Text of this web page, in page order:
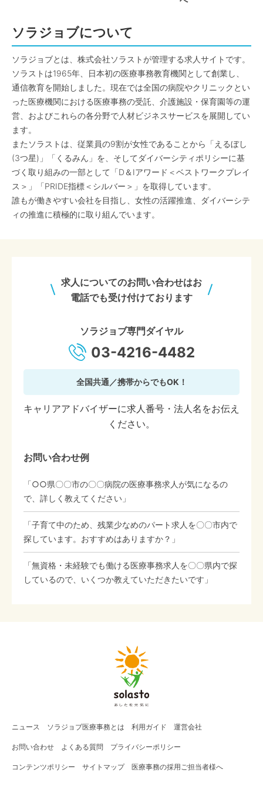
ソラジョブについて
ソラジョブとは、株式会社ソラストが管理する求人サイトです。
ソラストは1965年、日本初の医療事務教育機関として創業し、
通信教育を開始しました。現在では全国の病院やクリニックとい
った医療機関における医療事務の受託、介護施設・保育園等の運
営、およびこれらの各分野で人材ビジネスサービスを展開してい
ます。
またソラストは、従業員の9割が女性であることから「えるぼし
(3つ星)」「くるみん」を、そしてダイバーシティポリシーに基
づく取り組みの一部として「D＆Iアワード＜ベストワークプレイ
ス＞」「PRIDE指標＜シルバー＞」を取得しています。
誰もが働きやすい会社を目指し、女性の活躍推進、ダイバーシテ
ィの推進に積極的に取り組んでいます。
求人についてのお問い合わせはお
電話でも受け付けております
ソラジョブ専門ダイヤル
03-4216-4482
全国共通／携帯からでもOK！
キャリアアドバイザーに求人番号・法人名をお伝え
ください。
お問い合わせ例
「○○県〇〇市の〇〇病院の医療事務求人が気になるの
で、詳しく教えてください」
「子育て中のため、残業少なめのパート求人を〇〇市内で
探しています。おすすめはありますか？」
「無資格・未経験でも働ける医療事務求人を〇〇県内で探
しているので、いくつか教えていただきたいです」
ニュース ソラジョブ医療事務 とは 利用ガイド 運営会社
お問い合わせ よくある質問 プライバシーポリシー
コンテンツポリシー サイトマップ 医療事務の採用ご担当者様へ